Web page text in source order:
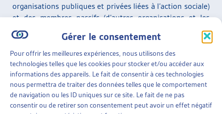
Gérer le consentement
Pour offrir les meilleures expériences, nous utilisons des
technologies telles que les cookies pour stocker et/ou accéder aux
informations des appareils. Le fait de consentir à ces technologies
nous permettra de traiter des données telles que le comportement
de navigation ou les ID uniques sur ce site. Le fait de ne pas
consentir ou de retirer son consentement peut avoir un effet négatif
NOS PUBLICATIONS
DOSSIERS DU MOIS
VEILLE
RESSOURCES
THÉMATIQUES
GUIDE SOCIAL ROMAND
AUTRES
organisations publiques et privées liées à l’action sociale)
et des membres passifs (d’autres organisations et les
membres individuels).
L’Artias a signé avec la Conférence suisse des institutions
d’action sociale (CSIAS) une nouvelleconvention de
collaborationqui remplace celle de2007 . Elle est entrée
en vigueur le 1er janvier 2014. Les membres de l’Artias
sont toujours automatiquement membres de la CSIAS
sans augmentation de cotisation.